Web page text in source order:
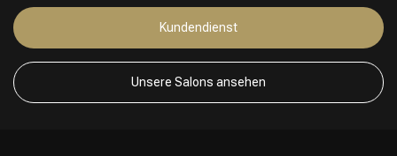
Kundendienst
Unsere Salons ansehen